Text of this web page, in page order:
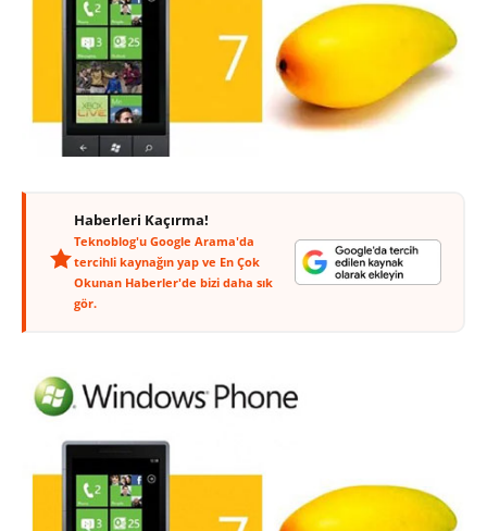
Haberleri Kaçırma!
Teknoblog'u Google Arama'da
tercihli kaynağın yap ve En Çok
Okunan Haberler'de bizi daha sık
gör.